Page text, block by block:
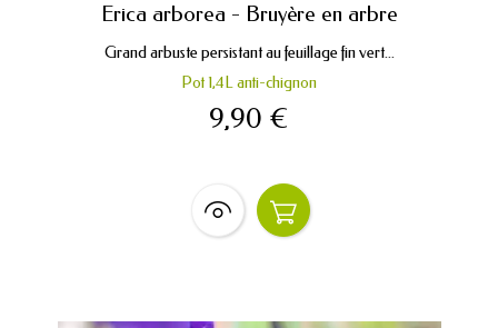
Erica arborea - Bruyère en arbre
Grand arbuste persistant au feuillage fin vert...
Pot 1,4L anti-chignon
9,90 €